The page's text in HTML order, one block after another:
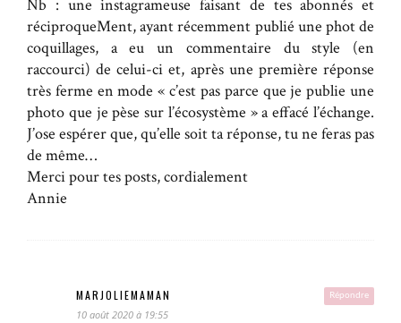
Nb : une instagrameuse faisant de tes abonnés et
réciproqueMent, ayant récemment publié une phot de
coquillages, a eu un commentaire du style (en
raccourci) de celui-ci et, après une première réponse
très ferme en mode « c’est pas parce que je publie une
photo que je pèse sur l’écosystème » a effacé l’échange.
J’ose espérer que, qu’elle soit ta réponse, tu ne feras pas
de même…
Merci pour tes posts, cordialement
Annie
Répondre
MARJOLIEMAMAN
10 août 2020 à 19:55